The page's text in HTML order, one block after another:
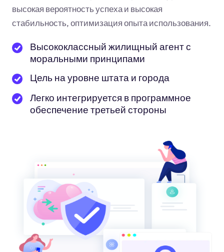
высокая вероятность успеха и высокая
стабильность, оптимизация опыта использования.
Высококлассный жилищный агент с
моральными принципами
Цель на уровне штата и города
Легко интегрируется в программное
обеспечение третьей стороны